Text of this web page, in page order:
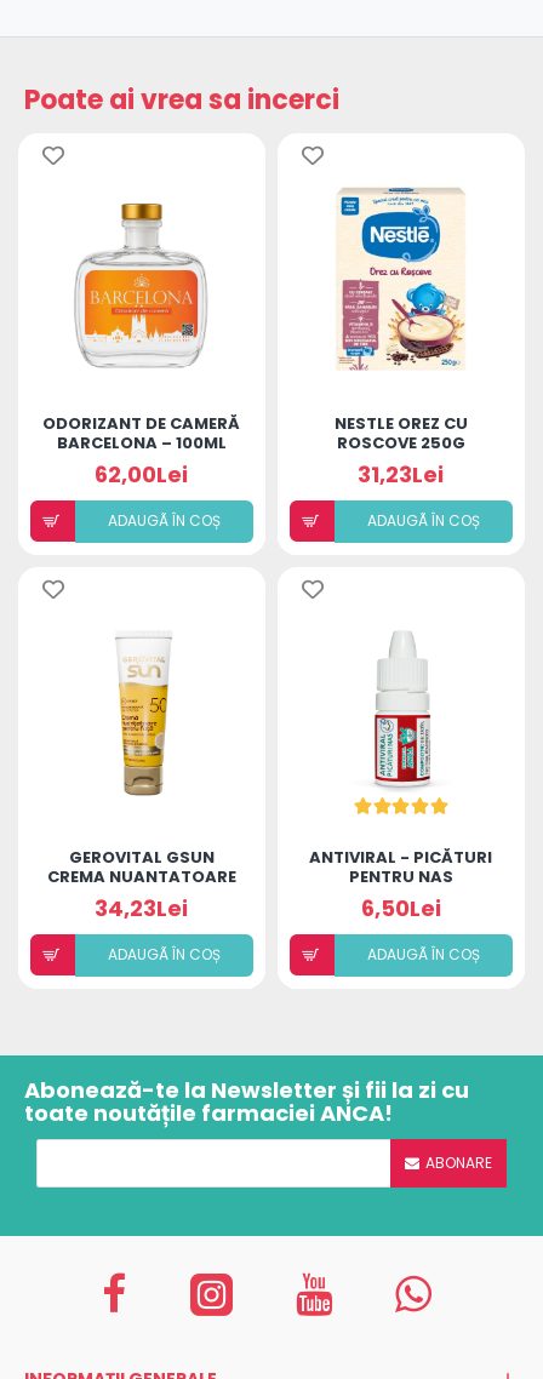
Poate ai vrea sa incerci
ODORIZANT DE CAMERĂ
BARCELONA – 100ML
62,00Lei
ADAUGÃ ÎN COȘ
NESTLE OREZ CU
ROSCOVE 250G
31,23Lei
ADAUGÃ ÎN COȘ
GEROVITAL GSUN
CREMA NUANTATOARE
PENTRU FATA SPF50
50ML
34,23Lei
ADAUGÃ ÎN COȘ
ANTIVIRAL - PICĂTURI
PENTRU NAS
6,50Lei
ADAUGÃ ÎN COȘ
Abonează-te la Newsletter și fii la zi cu
toate noutățile farmaciei ANCA!
ABONARE